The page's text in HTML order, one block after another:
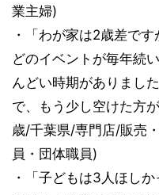
業主婦)
・「わが家は2歳差で
どのイベントが毎年続
んどい時期がありまし
で、もう少し空けた方
歳/千葉県/専門店/販売
員・団体職員)
・「子どもは3人ほし